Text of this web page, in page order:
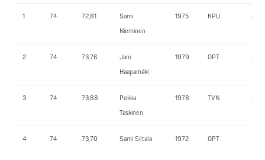
1 74 72,81
Sami
Nieminen
1975 KPU
2 74 73,76
Jani
Haapamäki
1979 OPT
3 74 73,88
Pekka
Taskinen
1978 TVN
4 74 73,70 Sami Siltala 1972 OPT